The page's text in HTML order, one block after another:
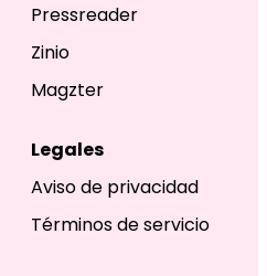
Pressreader
Zinio
Magzter
Legales
Aviso de privacidad
Términos de servicio